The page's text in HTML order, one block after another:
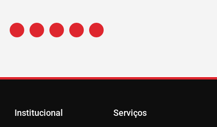
Institucional Serviços